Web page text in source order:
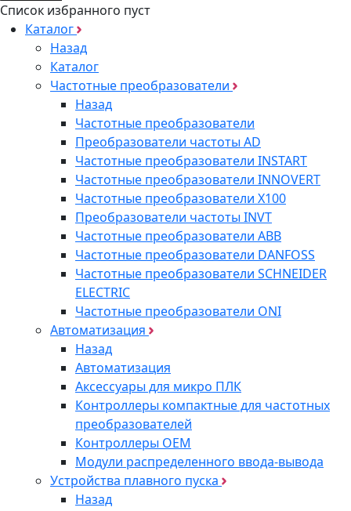
Список избранного пуст
Каталог
Назад
Каталог
Частотные преобразователи
Назад
Частотные преобразователи
Преобразователи частоты AD
Частотные преобразователи INSTART
Частотные преобразователи INNOVERT
Частотные преобразователи Х100
Преобразователи частоты INVT
Частотные преобразователи ABB
Частотные преобразователи DANFOSS
Частотные преобразователи SCHNEIDER
ELECTRIC
Частотные преобразователи ONI
Автоматизация
Назад
Автоматизация
Аксессуары для микро ПЛК
Контроллеры компактные для частотных
преобразователей
Контроллеры ОЕМ
Модули распределенного ввода-вывода
Устройства плавного пуска
Назад